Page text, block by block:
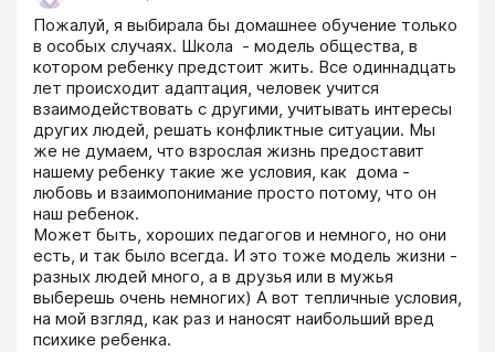
Пожалуй, я выбирала бы домашнее обучение только
в особых случаях. Школа  - модель общества, в
котором ребенку предстоит жить. Все одиннадцать
лет происходит адаптация, человек учится
взаимодействовать с другими, учитывать интересы
других людей, решать конфликтные ситуации. Мы
же не думаем, что взрослая жизнь предоставит
нашему ребенку такие же условия, как  дома -
любовь и взаимопонимание просто потому, что он
наш ребенок.
Может быть, хороших педагогов и немного, но они
есть, и так было всегда. И это тоже модель жизни -
разных людей много, а в друзья или в мужья
выберешь очень немногих) А вот тепличные условия,
на мой взгляд, как раз и наносят наибольший вред
психике ребенка.